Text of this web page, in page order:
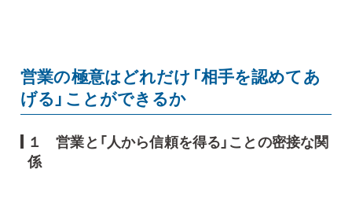
営業の極意はどれだけ「相手を認めてあ
げる」ことができるか
１ 営業と「人から信頼を得る」ことの密接な関
係